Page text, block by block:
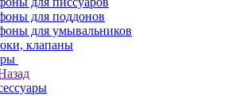
для поддонов
для умывальников
клапаны